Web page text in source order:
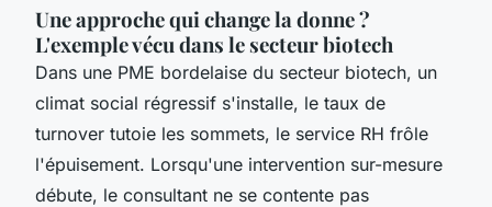
Une approche qui change la donne ?
L'exemple vécu dans le secteur biotech
Dans une PME bordelaise du secteur biotech, un
climat social régressif s'installe, le taux de
turnover tutoie les sommets, le service RH frôle
l'épuisement. Lorsqu'une intervention sur-mesure
débute, le consultant ne se contente pas